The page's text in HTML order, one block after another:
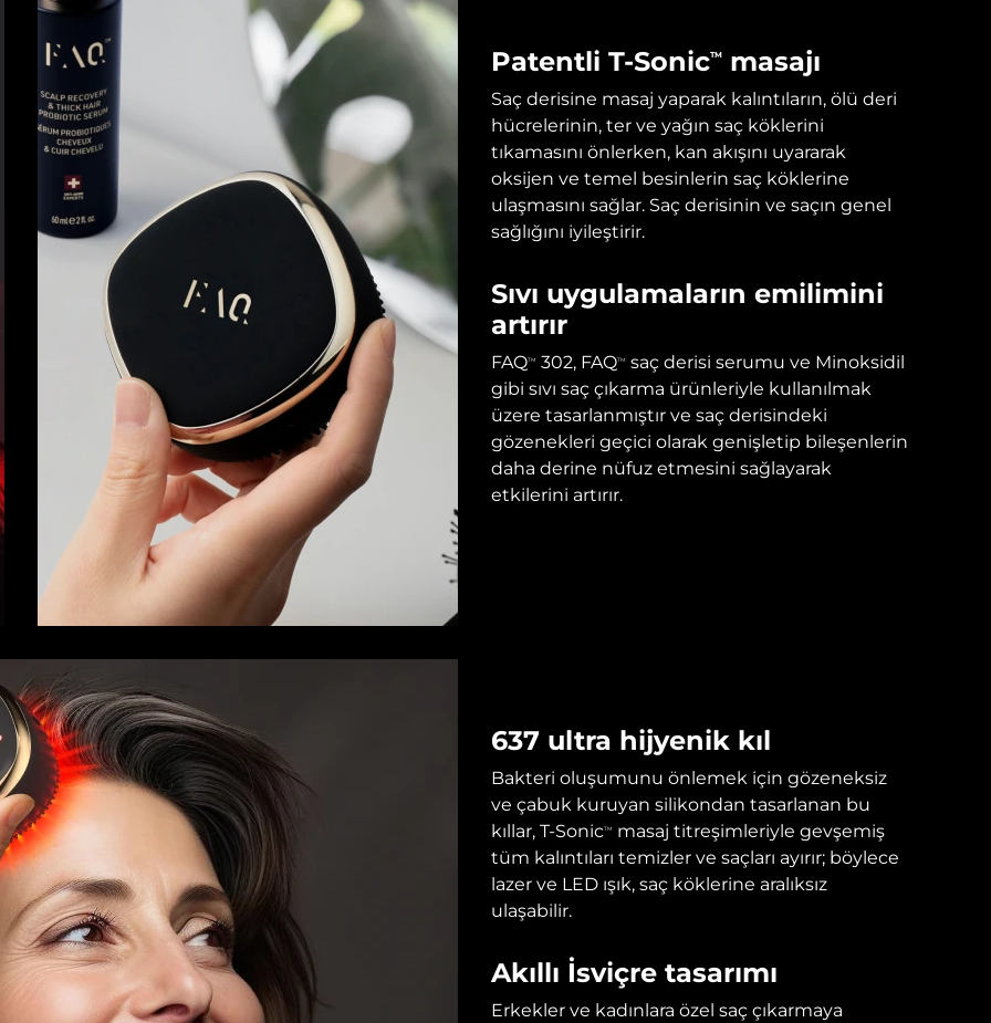
Patentli T-SonicTMmasajı
Saç derisine masaj yaparak kalıntıların, ölü deri
hücrelerinin, ter ve yağın saç köklerini
tıkamasını önlerken, kan akışını uyararak
oksijen ve temel besinlerin saç köklerine
ulaşmasını sağlar. Saç derisinin ve saçın genel
sağlığını iyileştirir.
Sıvı uygulamaların emilimini
artırır
FAQTM 302, FAQTM
saç derisi serumu ve Minoksidil
gibi sıvı saç çıkarma ürünleriyle kullanılmak
üzere tasarlanmıştır ve saç derisindeki
gözenekleri geçici olarak genişletip bileşenlerin
daha derine nüfuz etmesini sağlayarak
etkilerini artırır.
637 ultra hijyenik kıl
Bakteri oluşumunu önlemek için gözeneksiz
ve çabuk kuruyan silikondan tasarlanan bu
kıllar, T-SonicTM
masaj titreşimleriyle gevşemiş
tüm kalıntıları temizler ve saçları ayırır; böylece
lazer ve LED ışık, saç köklerine aralıksız
ulaşabilir.
Akıllı İsviçre tasarımı
Erkekler ve kadınlara özel saç çıkarmaya